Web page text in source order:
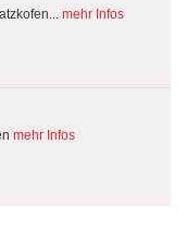
mehr Infos
mehr Infos